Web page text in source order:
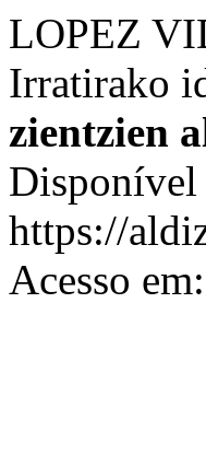
LOPEZ
Irratirako
zientzien
Disponível
https://
Acesso